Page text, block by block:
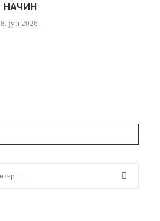
НАЧИН
8. јун 2026.